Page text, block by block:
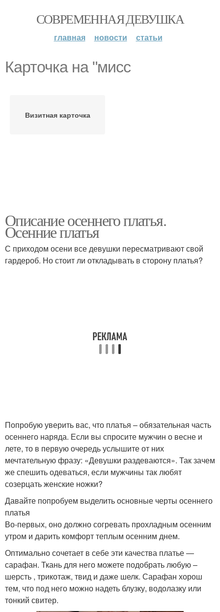
СОВРЕМЕННАЯ ДЕВУШКА
главная новости статьи
Карточка на "мисс
Визитная карточка
Описание осеннего платья.
Осенние платья
С приходом осени все девушки пересматривают свой
гардероб. Но стоит ли откладывать в сторону платья?
Попробую уверить вас, что платья – обязательная часть
осеннего наряда. Если вы спросите мужчин о весне и
лете, то в первую очередь услышите от них
мечтательную фразу: «Девушки раздеваются». Так зачем
же спешить одеваться, если мужчины так любят
созерцать женские ножки?
Давайте попробуем выделить основные черты осеннего
платья
Во-первых, оно должно согревать прохладным осенним
утром и дарить комфорт теплым осенним днем.
Оптимально сочетает в себе эти качества платье —
сарафан. Ткань для него можете подобрать любую –
шерсть , трикотаж, твид и даже шелк. Сарафан хорош
тем, что под него можно надеть блузку, водолазку или
тонкий свитер.